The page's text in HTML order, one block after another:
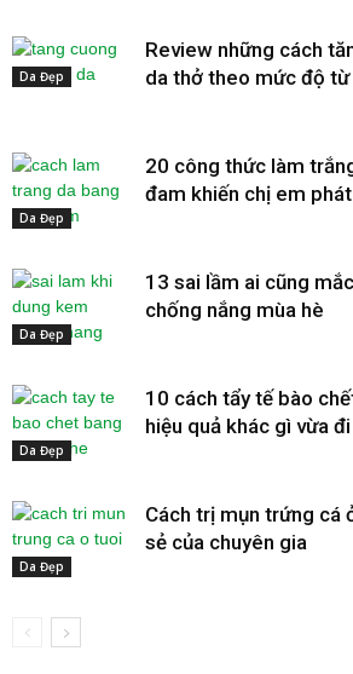
Da Đẹp
Review những cách
da thở theo mức độ từ
Da Đẹp
20 công thức làm
đam khiến chị em
Da Đẹp
13 sai lầm ai cũng
chống nắng mùa hè
Da Đẹp
10 cách tẩy tế bào
hiệu quả khác gì vừa
Da Đẹp
Cách trị mụn trứng cá
sẻ của chuyên gia